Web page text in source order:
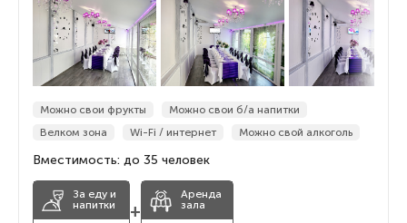
Можно свои фрукты
Можно свои б/а напитки
Велком зона
Wi-Fi / интернет Можно свой алкоголь
Вместимость: до 35 человек
За еду и
напитки
+
Аренда
зала